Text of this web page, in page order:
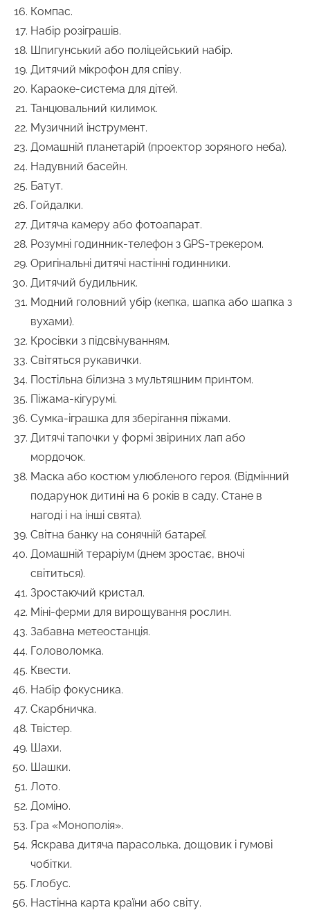
Компас.
Набір розіграшів.
Шпигунський або поліцейський набір.
Дитячий мікрофон для співу.
Караоке-система для дітей.
Танцювальний килимок.
Музичний інструмент.
Домашній планетарій (проектор зоряного неба).
Надувний басейн.
Батут.
Гойдалки.
Дитяча камеру або фотоапарат.
Розумні годинник-телефон з GPS-трекером.
Оригінальні дитячі настінні годинники.
Дитячий будильник.
Модний головний убір (кепка, шапка або шапка з
вухами).
Кросівки з підсвічуванням.
Світяться рукавички.
Постільна білизна з мультяшним принтом.
Піжама-кігурумі.
Сумка-іграшка для зберігання піжами.
Дитячі тапочки у формі звіриних лап або
мордочок.
Маска або костюм улюбленого героя. (Відмінний
подарунок дитині на 6 років в саду. Стане в
нагоді і на інші свята).
Світна банку на сонячній батареї.
Домашній тераріум (днем зростає, вночі
світиться).
Зростаючий кристал.
Міні-ферми для вирощування рослин.
Забавна метеостанція.
Головоломка.
Квести.
Набір фокусника.
Скарбничка.
Твістер.
Шахи.
Шашки.
Лото.
Доміно.
Гра «Монополія».
Яскрава дитяча парасолька, дощовик і гумові
чобітки.
Глобус.
Настінна карта країни або світу.